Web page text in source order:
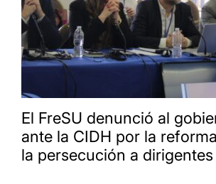
El FreSU denunció al
ante la CIDH por la
la persecución a